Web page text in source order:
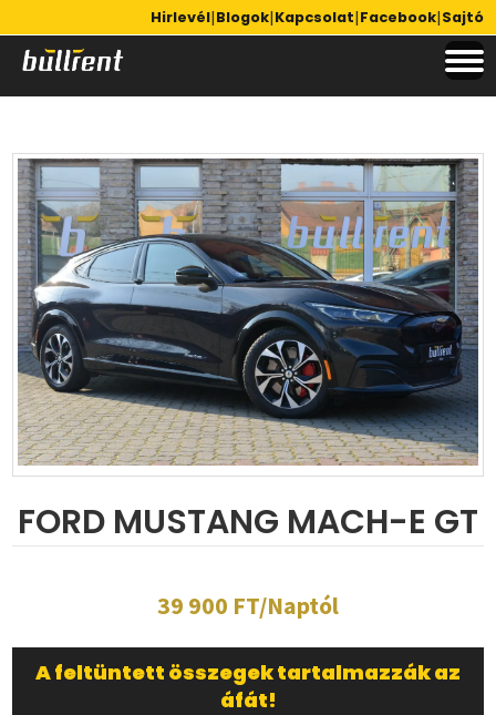
Hirlevél|Blogok|Kapcsolat|Facebook|Sajtó
FORD MUSTANG MACH-E GT
39 900 FT/Naptól
A feltüntett összegek tartalmazzák az
áfát!